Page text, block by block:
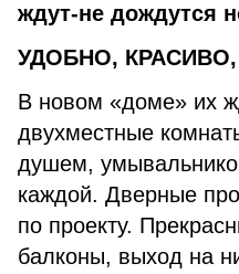
ждут-не дождутся
УДОБНО,
В новом «доме» их
двухместные
душем,
каждой. Дверные
по проекту.
балконы, выход на